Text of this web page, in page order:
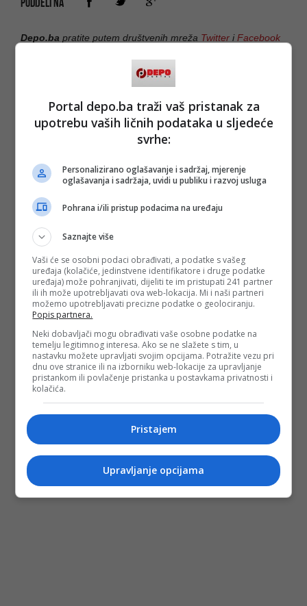
Depo.ba pratite putem društvenih mreža Twitter iFacebook
Portal depo.ba traži vaš pristanak za
upotrebu vaših ličnih podataka u sljedeće
svrhe:
Personalizirano oglašavanje i sadržaj, mjerenje
oglašavanja i sadržaja, uvidi u publiku i razvoj usluga
Pohrana i/ili pristup podacima na uređaju
Saznajte više
Vaši će se osobni podaci obrađivati, a podatke s vašeg
uređaja (kolačiće, jedinstvene identifikatore i druge podatke
uređaja) može pohranjivati, dijeliti te im pristupati 241 partner
ili ih može upotrebljavati ova web-lokacija. Mi i naši partneri
možemo upotrebljavati precizne podatke o geolociranju.
Popis partnera.
Neki dobavljači mogu obrađivati vaše osobne podatke na
temelju legitimnog interesa. Ako se ne slažete s tim, u
nastavku možete upravljati svojim opcijama. Potražite vezu pri
dnu ove stranice ili na izborniku web-lokacije za upravljanje
pristankom ili povlačenje pristanka u postavkama privatnosti i
kolačića.
Pristajem
Upravljanje opcijama